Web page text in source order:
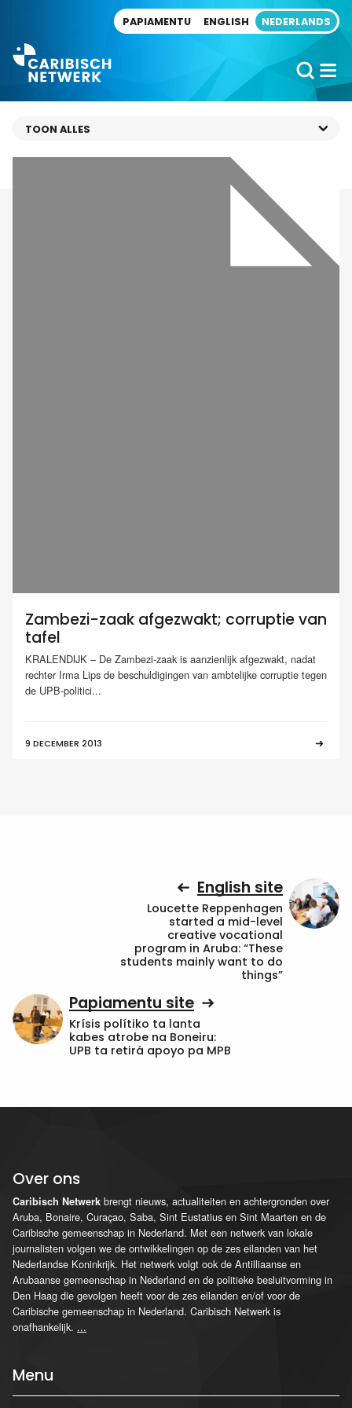
PAPIAMENTU ENGLISH NEDERLANDS
Zambezi-zaak afgezwakt; corruptie van
tafel
KRALENDIJK – De Zambezi-zaak is aanzienlijk afgezwakt, nadat
rechter Irma Lips de beschuldigingen van ambtelijke corruptie tegen
de UPB-politici...
9 DECEMBER 2013
English site
Loucette Reppenhagen
started a mid-level
creative vocational
program in Aruba: “These
students mainly want to do
things”
Papiamentu site
Krísis polítiko ta lanta
kabes atrobe na Boneiru:
UPB ta retirá apoyo pa MPB
Over ons
Caribisch Netwerk brengt nieuws, actualiteiten en achtergronden over
Aruba, Bonaire, Curaçao, Saba, Sint Eustatius en Sint Maarten en de
Caribische gemeenschap in Nederland. Met een netwerk van lokale
journalisten volgen we de ontwikkelingen op de zes eilanden van het
Nederlandse Koninkrijk. Het netwerk volgt ook de Antilliaanse en
Arubaanse gemeenschap in Nederland en de politieke besluitvorming in
Den Haag die gevolgen heeft voor de zes eilanden en/of voor de
Caribische gemeenschap in Nederland. Caribisch Netwerk is
onafhankelijk. ...
Menu